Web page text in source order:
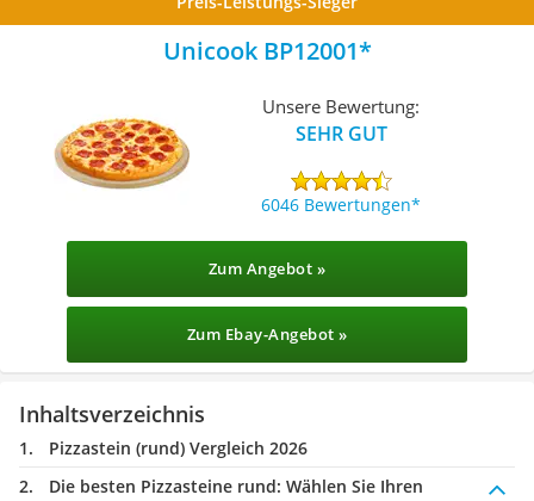
Unicook BP12001
Unsere Bewertung:
SEHR GUT
6046 Bewertungen
Zum Angebot »
Zum Ebay-Angebot »
Inhaltsverzeichnis
Pizzastein (rund) Vergleich 2026
Die besten Pizzasteine rund: Wählen Sie Ihren